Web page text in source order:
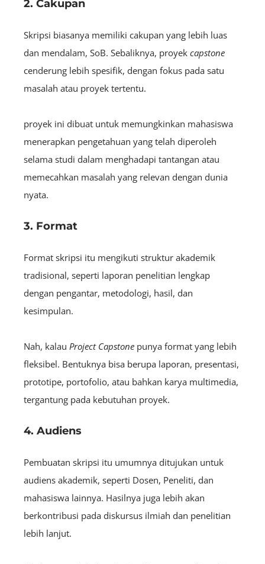
2. Cakupan
Skripsi biasanya memiliki cakupan yang lebih luas
dan mendalam, SoB. Sebaliknya, proyek capstone
cenderung lebih spesifik, dengan fokus pada satu
masalah atau proyek tertentu.
proyek ini dibuat untuk memungkinkan mahasiswa
menerapkan pengetahuan yang telah diperoleh
selama studi dalam menghadapi tantangan atau
memecahkan masalah yang relevan dengan dunia
nyata.
3. Format
Format skripsi itu mengikuti struktur akademik
tradisional, seperti laporan penelitian lengkap
dengan pengantar, metodologi, hasil, dan
kesimpulan.
Nah, kalau ProjectCapstone punya format yang lebih
fleksibel. Bentuknya bisa berupa laporan, presentasi,
prototipe, portofolio, atau bahkan karya multimedia,
tergantung pada kebutuhan proyek.
4. Audiens
Pembuatan skripsi itu umumnya ditujukan untuk
audiens akademik, seperti Dosen, Peneliti, dan
mahasiswa lainnya. Hasilnya juga lebih akan
berkontribusi pada diskursus ilmiah dan penelitian
lebih lanjut.